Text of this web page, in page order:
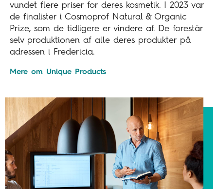
vundet flere priser for deres kosmetik. I 2023 var
de finalister i Cosmoprof Natural & Organic
Prize, som de tidligere er vindere af. De forestår
selv produktionen af alle deres produkter på
adressen i Fredericia.
Mere om Unique Products